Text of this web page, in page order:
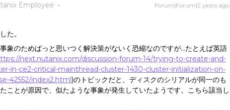
Employee Forum|Forum|2 years ago
た。
象のためぱっと思いつく解決策がないく恐縮なのですが…たとえば英語
next.nutanix.com/discussion-forum-14/trying-to-create-and-
in-ce2-critical-mainthread-cluster-1430-cluster-initialization-on-
42552/index2.html)のトピックだと、ディスクのシリアルが同一のも
ことが原因で、似たような事象が発生していたようです。こちら該当し